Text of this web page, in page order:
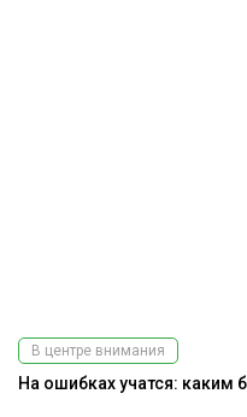
В центре внимания
На ошибках учатся: каким